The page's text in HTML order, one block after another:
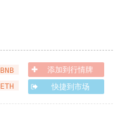
BNB
ETH
添加到行情牌
快捷到市场